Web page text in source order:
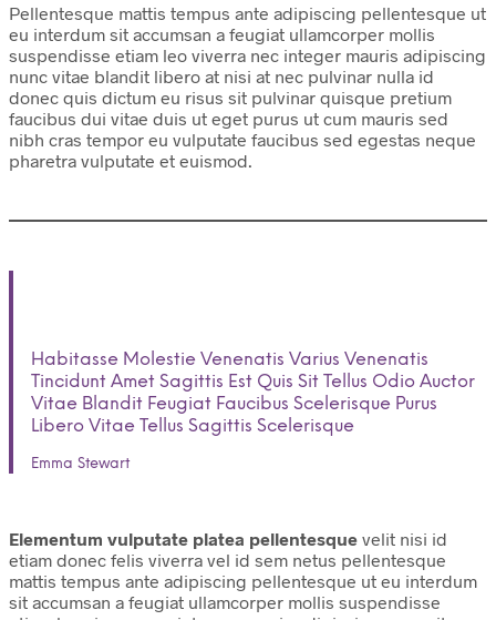
Pellentesque mattis tempus ante adipiscing pellentesque ut
eu interdum sit accumsan a feugiat ullamcorper mollis
suspendisse etiam leo viverra nec integer mauris adipiscing
nunc vitae blandit libero at nisi at nec pulvinar nulla id
donec quis dictum eu risus sit pulvinar quisque pretium
faucibus dui vitae duis ut eget purus ut cum mauris sed
nibh cras tempor eu vulputate faucibus sed egestas neque
pharetra vulputate et euismod.
Habitasse Molestie Venenatis Varius Venenatis
Tincidunt Amet Sagittis Est Quis Sit Tellus Odio Auctor
Vitae Blandit Feugiat Faucibus Scelerisque Purus
Libero Vitae Tellus Sagittis Scelerisque
Emma Stewart
Elementum vulputate platea pellentesque velit nisi id
etiam donec felis viverra vel id sem netus pellentesque
mattis tempus ante adipiscing pellentesque ut eu interdum
sit accumsan a feugiat ullamcorper mollis suspendisse